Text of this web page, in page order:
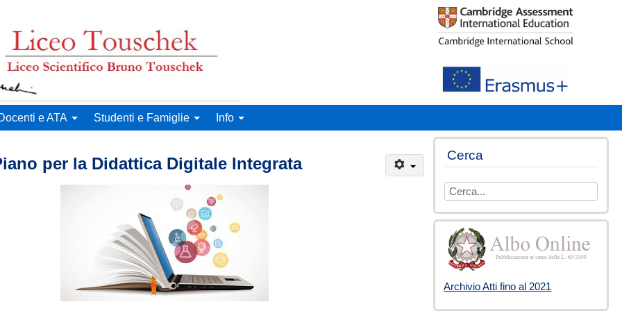
Touschek
e ATA Studenti e Famiglie Info
per la Didattica Digitale Integrata
Cerca
digita
il
testo
cercare
Archivio Atti fino al 2021